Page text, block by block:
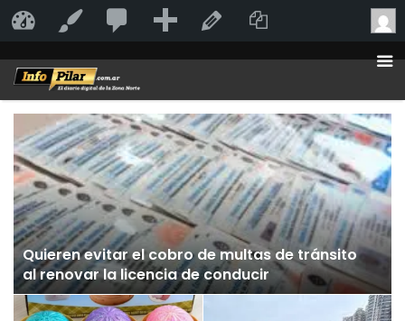
Quieren evitar el cobro de multas de tránsito
al renovar la licencia de conducir
InfoPilar Personalizar
moderación
Añadir Duplicate